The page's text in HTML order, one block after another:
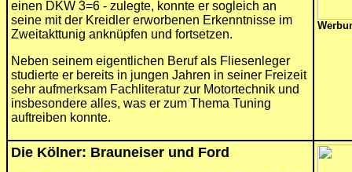
einen DKW 3=6 - zulegte, konnte er sogleich an
seine mit der Kreidler erworbenen Erkenntnisse im
Zweitakttunig anknüpfen und fortsetzen.
Neben seinem eigentlichen Beruf als Fliesenleger
studierte er bereits in jungen Jahren in seiner Freizeit
sehr aufmerksam Fachliteratur zur Motortechnik und
insbesondere alles, was er zum Thema Tuning
auftreiben konnte.
Die Kölner: Brauneiser und Ford